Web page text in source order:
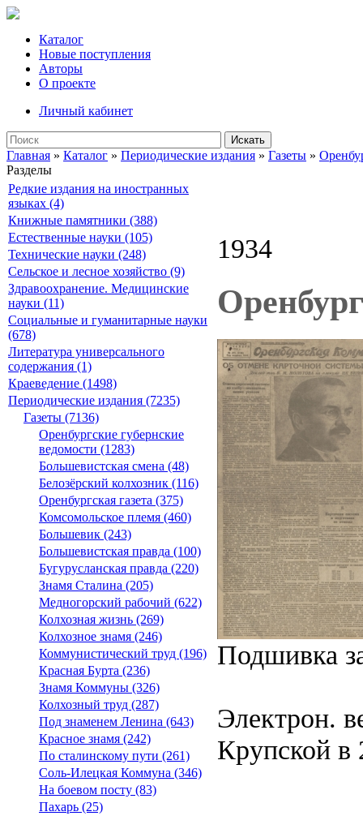
Каталог
Новые поступления
Авторы
О проекте
Личный кабинет
Искать
Главная » Каталог » Периодические издания » Газеты »
Разделы
Редкие издания на иностранных
языках (4)
Книжные памятники (388)
Естественные науки (105)
Технические науки (248)
Сельское и лесное хозяйство (9)
Здравоохранение. Медицинские
науки (11)
Социальные и гуманитарные науки
(678)
Литература универсального
содержания (1)
Краеведение (1498)
Периодические издания (7235)
Газеты (7136)
Оренбургские губернские
ведомости (1283)
Большевистская смена (48)
Белозёрский колхозник (116)
Оренбургская газета (375)
Комсомольское племя (460)
Большевик (243)
Большевистская правда (100)
Бугурусланская правда (220)
Знамя Сталина (205)
Медногорский рабочий (622)
Колхозная жизнь (269)
Колхозное знамя (246)
Коммунистический труд (196)
Красная Бурта (236)
Знамя Коммуны (326)
Колхозный труд (287)
Под знаменем Ленина (643)
Красное знамя (242)
По сталинскому пути (261)
Соль-Илецкая Коммуна (346)
На боевом посту (83)
Пахарь (25)
1934
Подшивка
Электрон.
Крупской в